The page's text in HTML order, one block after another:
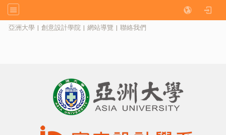
亞洲大學 | 創意設計學院 | 網站導覽 | 聯絡我們